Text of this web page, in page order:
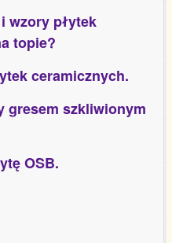
wzory płytek
topie?
ceramicznych.
gresem szkliwionym
OSB.